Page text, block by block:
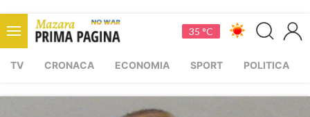
35 °C
TV CRONACA ECONOMIA SPORT POLITICA